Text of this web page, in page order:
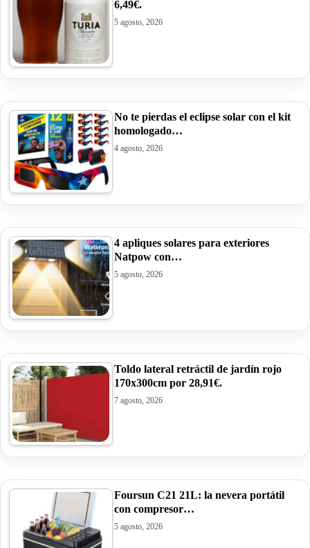
6,49€.
5 agosto, 2026
No te pierdas el eclipse solar con el kit
homologado…
4 agosto, 2026
4 apliques solares para exteriores
Natpow con…
5 agosto, 2026
Toldo lateral retráctil de jardín rojo
170x300cm por 28,91€.
7 agosto, 2026
Foursun C21 21L: la nevera portátil
con compresor…
5 agosto, 2026